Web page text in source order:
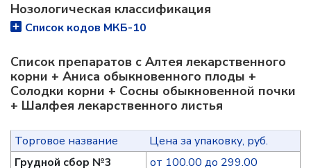
Нозологическая классификация
Список кодов МКБ-10
Список препаратов с Алтея лекарственного
корни + Аниса обыкновенного плоды +
Солодки корни + Сосны обыкновенной почки
+ Шалфея лекарственного листья
Торговое название
Цена за упаковку, руб.
Грудной сбор №3
от 100.00 до 299.00